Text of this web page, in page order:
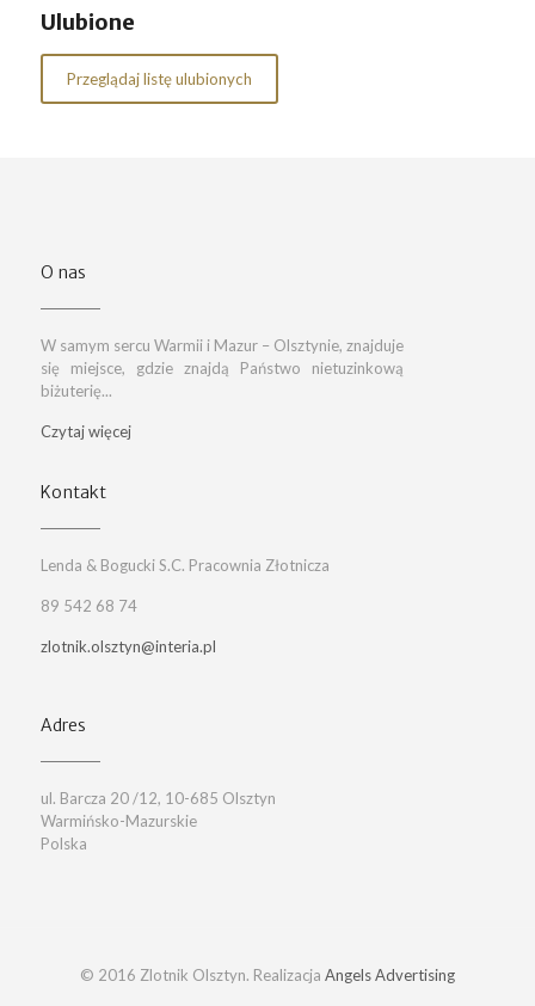
Ulubione
Przeglądaj listę ulubionych
O nas
W samym sercu Warmii i Mazur – Olsztynie, znajduje
się miejsce, gdzie znajdą Państwo nietuzinkową
biżuterię...
Czytaj więcej
Kontakt
Lenda & Bogucki S.C. Pracownia Złotnicza
89 542 68 74
zlotnik.olsztyn@interia.pl
Adres
ul. Barcza 20 /12, 10-685 Olsztyn
Warmińsko-Mazurskie
Polska
© 2016 Zlotnik Olsztyn. Realizacja Angels Advertising